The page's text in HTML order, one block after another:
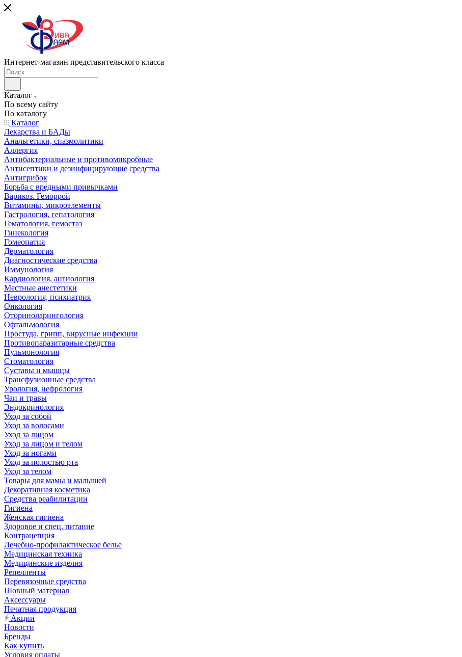
Интернет-магазин представительского класса
Каталог
По всему сайту
По каталогу
Каталог
Лекарства и БАДы
Анальгетики, спазмолитики
Аллергия
Антибактериальные и противомикробные
Антисептики и дезинфицирующие средства
Антигрибок
Борьба с вредными привычками
Варикоз. Геморрой
Витамины, микроэлементы
Гастрология, гепатология
Гематология, гемостаз
Гинекология
Гомеопатия
Дерматология
Диагностические средства
Иммунология
Кардиология, ангиология
Местные анестетики
Неврология, психиатрия
Онкология
Оториноларингология
Офтальмология
Простуда, грипп, вирусные инфекции
Противопаразитарные средства
Пульмонология
Стоматология
Суставы и мышцы
Трансфузионные средства
Урология, нефрология
Чаи и травы
Эндокринология
Уход за собой
Уход за волосами
Уход за лицом
Уход за лицом и телом
Уход за ногами
Уход за полостью рта
Уход за телом
Товары для мамы и малышей
Декоративная косметика
Средства реабилитации
Гигиена
Женская гигиена
Здоровое и спец. питание
Контрацепция
Лечебно-профилактическое белье
Медицинская техника
Медицинские изделия
Репелленты
Перевязочные средства
Шовный материал
Аксессуары
Печатная продукция
Акции
Новости
Бренды
Как купить
Условия оплаты